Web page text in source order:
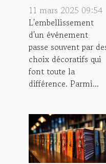
un ballon
lumineux à
l'hélium et à
l'air
11 mars 2025 09:54
L'embellissement
d'un événement
passe souvent par
choix décoratifs qui
font toute la
différence. Parmi...